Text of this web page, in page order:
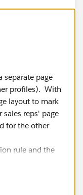
separate page
profiles). With
layout to mark
reps' page
for the other
rule and the
running user's